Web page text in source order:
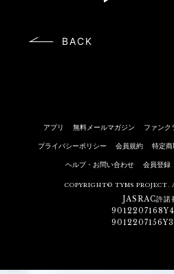
BACK
アプリ 無料メールマガジン ファンク
プライバシーポリシー 会員規約 特定
ヘルプ・お問い合わせ 会員登録
COPYRIGHT© TYMS
JASRAC許諾